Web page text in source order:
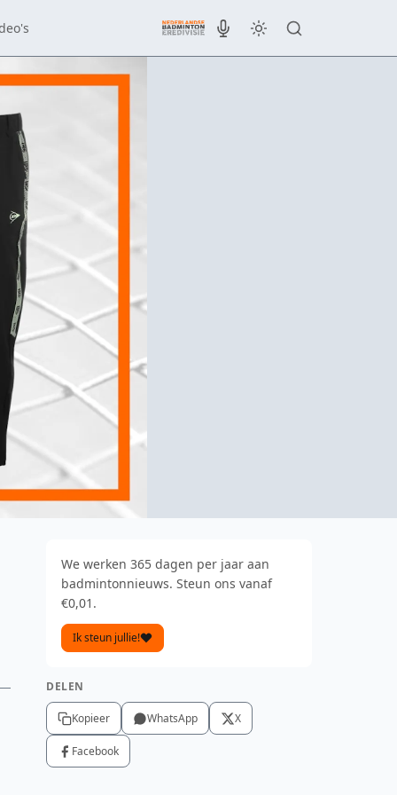
We werken 365 dagen per jaar aan
badmintonnieuws. Steun ons vanaf
€0,01.
Ik steun jullie!
DELEN
Kopieer WhatsApp X
Facebook